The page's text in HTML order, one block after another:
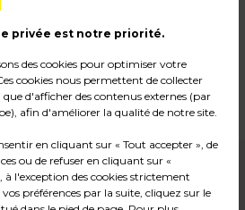
: Polyester
: 1,4 x 3 m
: 0,54 kg
€ HT
privée est notre priorité.
des cookies pour optimiser votre
cookies nous permettent de collecter
que d'afficher des contenus externes (par
afin d'améliorer la qualité de notre site.
en cliquant sur « Tout accepter », de
ou de refuser en cliquant sur «
à l'exception des cookies strictement
préférences par la suite, cliquez sur le